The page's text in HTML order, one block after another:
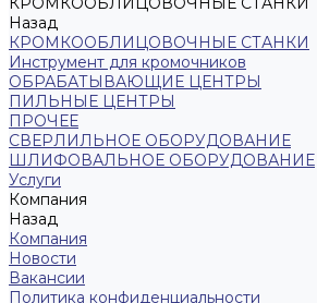
Назад
КРОМКООБЛИЦОВОЧНЫЕ СТАНКИ
Инструмент для кромочников
ОБРАБАТЫВАЮЩИЕ ЦЕНТРЫ
ПИЛЬНЫЕ ЦЕНТРЫ
ПРОЧЕЕ
СВЕРЛИЛЬНОЕ ОБОРУДОВАНИЕ
ШЛИФОВАЛЬНОЕ ОБОРУДОВАНИЕ
Услуги
Компания
Назад
Компания
Новости
Вакансии
Политика конфиденциальности